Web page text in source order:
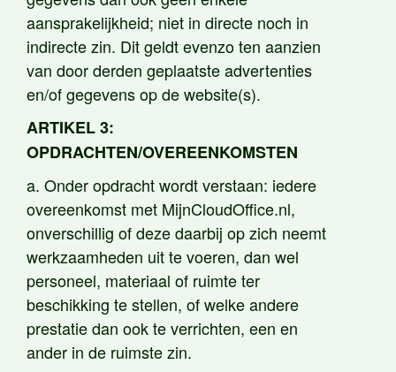
aansprakelijkheid; niet in directe noch in
indirecte zin. Dit geldt evenzo ten aanzien
van door derden geplaatste advertenties
en/of gegevens op de website(s).
ARTIKEL 3:
OPDRACHTEN/OVEREENKOMSTEN
a. Onder opdracht wordt verstaan: iedere
overeenkomst met MijnCloudOffice.nl,
onverschillig of deze daarbij op zich neemt
werkzaamheden uit te voeren, dan wel
personeel, materiaal of ruimte ter
beschikking te stellen, of welke andere
prestatie dan ook te verrichten, een en
ander in de ruimste zin.